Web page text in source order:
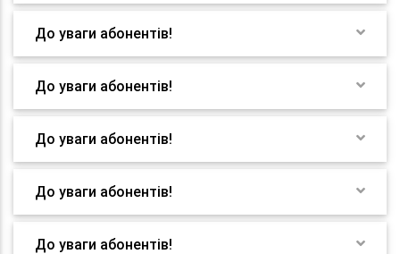
До уваги абонентів!
До уваги абонентів!
До уваги абонентів!
До уваги абонентів!
До уваги абонентів!